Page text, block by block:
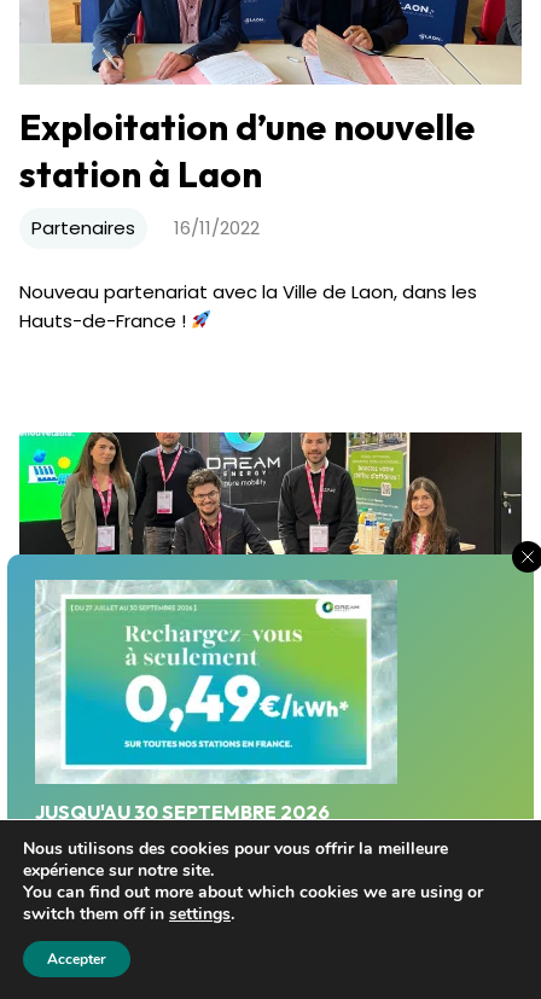
Exploitation d’une nouvelle
station à Laon
Partenaires 16/11/2022
Nouveau partenariat avec la Ville de Laon, dans les
Hauts-de-France !
Dream Energy au Mondial de
l’Auto – Paris
Événements 24/10/2022
Découvrez le 1er réseau de #superchargeurs alimenté
par sa propre électricité renouvelable et locale.
JUSQU'AU 30 SEPTEMBRE 2026
Profitez d'un tarif privilégié sur le réseau Dream
Energy!
Nous utilisons des cookies pour vous offrir la meilleure
expérience sur notre site.
You can find out more about which cookies we are using or
switch them off in settings.
Accepter